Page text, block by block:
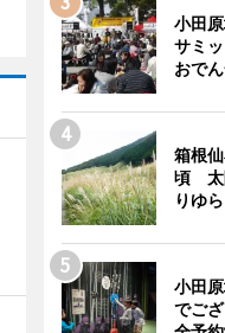
小田
サミ
おで
箱根
頃 太
りゆ
小田
でご